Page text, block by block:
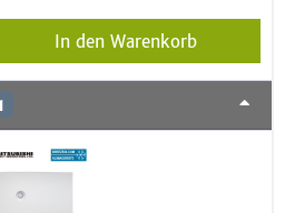
In den Warenkorb